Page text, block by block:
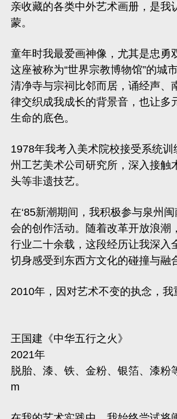
亲收藏的各类中外艺术画册，是我
蒙。
童年时我最爱画神像，尤其是忠勇
这座被称为“世界宗教博物馆”的城
清净寺与宗祠比邻而居，诵经声、
律交织成我成长的背景音，也让多
生命的底色。
1978年我考入美术院校接受系统训
州工艺美术公司研究所，深入接触
头等非遗技艺。
在‘85新潮期间，我积极参与泉州闽
会的创作活动。随着改革开放浪潮
行业二十余载，这段经历让我深入
切身感受到东西方文化的碰撞与融
2010年，因对艺术不变的执念，我
王国建《中华五行之火》
2021年
脱胎、漆、铁、金粉、银箔、漆粉
m